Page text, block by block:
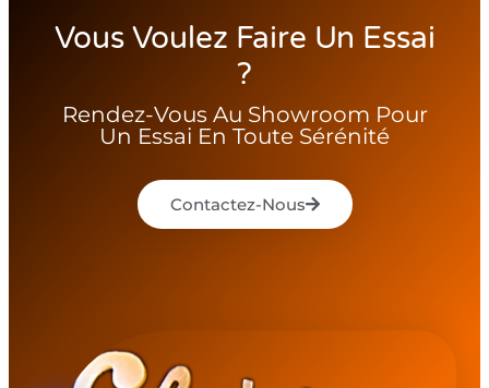
Vous Voulez Faire Un Essai
?
Rendez-Vous Au Showroom Pour
Un Essai En Toute Sérénité
Contactez-Nous